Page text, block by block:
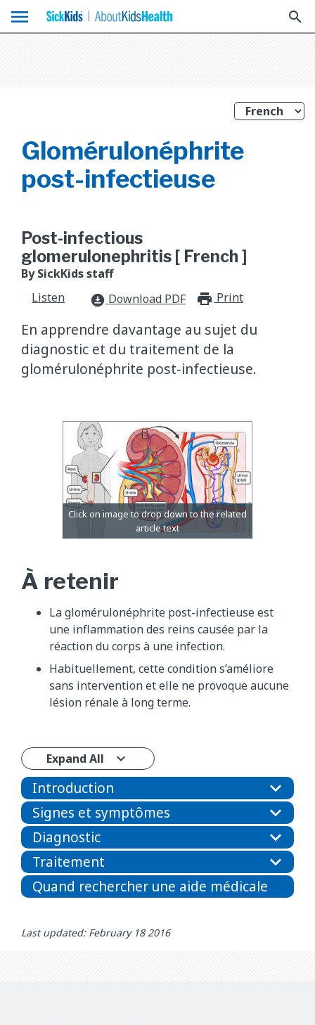
menu search
Glomérulonéphrite
post-infectieuse
Post-infectious
glomerulonephritis [ French ]
By SickKids staff
Listen
download_for_offline Download PDF Print
En apprendre davantage au sujet du
diagnostic et du traitement de la
glomérulonéphrite post-infectieuse.
À retenir
La glomérulonéphrite post-infectieuse est
une inflammation des reins causée par la
réaction du corps à une infection.
Habituellement, cette condition s’améliore
sans intervention et elle ne provoque aucune
lésion rénale à long terme.
Expand All
Introduction
Signes et symptômes
Diagnostic
Traitement
Quand rechercher une aide médicale
Last updated: February 18 2016